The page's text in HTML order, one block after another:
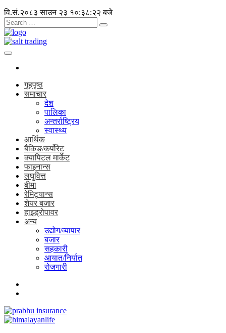
वि.सं.२०८३ साउन २३ १०:३८:२२ बजे
गृहपृष्ठ
समाचार
देश
पालिका
अन्तर्राष्ट्रिय
स्वास्थ्य
आर्थिक
बैंकिङ/कर्पोरेट
क्यापिटल मार्केट
फाइनान्स
लघुवित्त
बीमा
रेमिट्यान्स
शेयर बजार
हाइड्रोपावर
अन्य
उद्योग/व्यापार
बजार
सहकारी
आयात/निर्यात
रोजगारी